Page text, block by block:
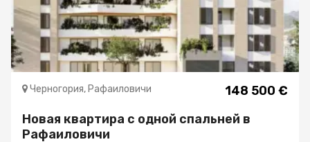
148 500 €
Черногория, Рафаиловичи
Новая квартира c одной спальней в
Рафаиловичи